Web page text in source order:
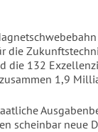
die 132
1,9
scheinbar neue